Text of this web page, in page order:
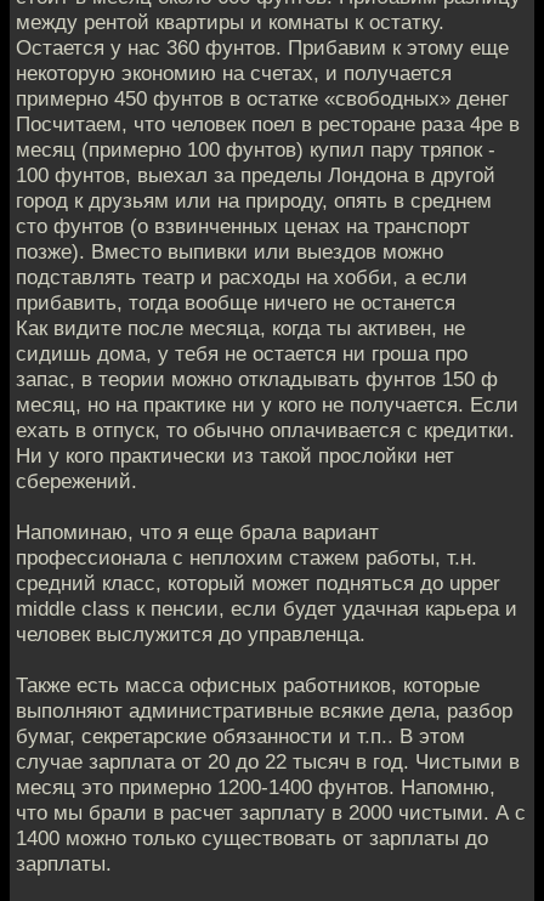
между рентой квартиры и комнаты к остатку.
Остается у нас 360 фунтов. Прибавим к этому еще
некоторую экономию на счетах, и получается
примерно 450 фунтов в остатке «свободных» денег
Посчитаем, что человек поел в ресторане раза 4ре в
месяц (примерно 100 фунтов) купил пару тряпок -
100 фунтов, выехал за пределы Лондона в другой
город к друзьям или на природу, опять в среднем
сто фунтов (о взвинченных ценах на транспорт
позже). Вместо выпивки или выездов можно
подставлять театр и расходы на хобби, а если
прибавить, тогда вообще ничего не останется
Как видите после месяца, когда ты активен, не
сидишь дома, у тебя не остается ни гроша про
запас, в теории можно откладывать фунтов 150 ф
месяц, но на практике ни у кого не получается. Если
ехать в отпуск, то обычно оплачивается с кредитки.
Ни у кого практически из такой прослойки нет
сбережений.
Напоминаю, что я еще брала вариант
профессионала с неплохим стажем работы, т.н.
средний класс, который может подняться до upper
middle class к пенсии, если будет удачная карьера и
человек выслужится до управленца.
Также есть масса офисных работников, которые
выполняют административные всякие дела, разбор
бумаг, секретарские обязанности и т.п.. В этом
случае зарплата от 20 до 22 тысяч в год. Чистыми в
месяц это примерно 1200-1400 фунтов. Напомню,
что мы брали в расчет зарплату в 2000 чистыми. А с
1400 можно только существовать от зарплаты до
зарплаты.